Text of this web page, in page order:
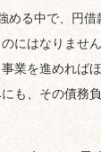
める中で、円
にはなりませ
業を進めれば
も、その債務